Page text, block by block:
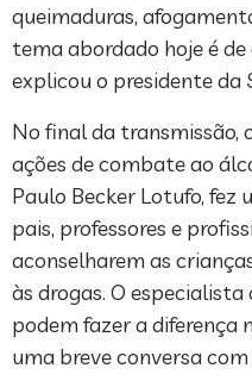
queimaduras,
tema abordado hoje é
explicou o presidente da
No final da transmissão,
ações de combate ao
Paulo Becker Lotufo,
pais, professores e
aconselharem as
às drogas. O
podem fazer a diferença
uma breve conversa